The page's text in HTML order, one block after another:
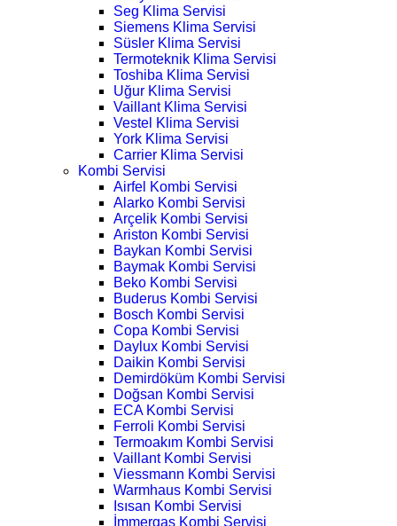
Seg Klima Servisi
Siemens Klima Servisi
Süsler Klima Servisi
Termoteknik Klima Servisi
Toshiba Klima Servisi
Uğur Klima Servisi
Vaillant Klima Servisi
Vestel Klima Servisi
York Klima Servisi
Carrier Klima Servisi
Kombi Servisi
Airfel Kombi Servisi
Alarko Kombi Servisi
Arçelik Kombi Servisi
Ariston Kombi Servisi
Baykan Kombi Servisi
Baymak Kombi Servisi
Beko Kombi Servisi
Buderus Kombi Servisi
Bosch Kombi Servisi
Copa Kombi Servisi
Daylux Kombi Servisi
Daikin Kombi Servisi
Demirdöküm Kombi Servisi
Doğsan Kombi Servisi
ECA Kombi Servisi
Ferroli Kombi Servisi
Termoakım Kombi Servisi
Vaillant Kombi Servisi
Viessmann Kombi Servisi
Warmhaus Kombi Servisi
Isısan Kombi Servisi
İmmergas Kombi Servisi